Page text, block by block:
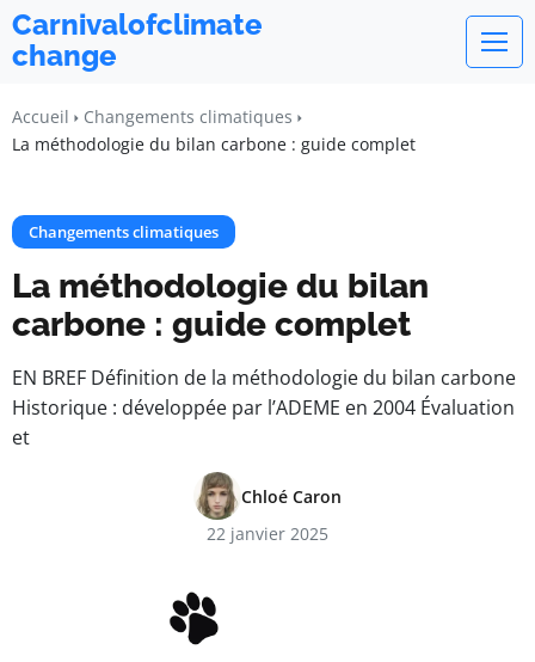
Carnivalofclimate
change
Accueil
Changements climatiques
La méthodologie du bilan carbone : guide complet
Changements climatiques
La méthodologie du bilan
carbone : guide complet
EN BREF Définition de la méthodologie du bilan carbone
Historique : développée par l’ADEME en 2004 Évaluation
et
Chloé Caron
22 janvier 2025